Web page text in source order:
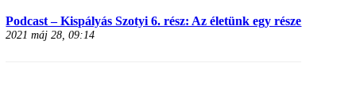
Podcast – Kispályás Szotyi 6. rész: Az életünk egy része
2021 máj 28, 09:14